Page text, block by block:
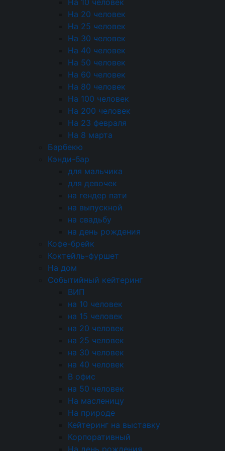
На 10 человек
На 20 человек
На 25 человек
На 30 человек
На 40 человек
На 50 человек
На 60 человек
На 80 человек
На 100 человек
На 200 человек
На 23 февраля
На 8 марта
Барбекю
Кэнди-бар
для мальчика
для девочек
на гендер пати
на выпускной
на свадьбу
на день рождения
Кофе-брейк
Коктейль-фуршет
На дом
Событийный кейтеринг
ВИП
на 10 человек
на 15 человек
на 20 человек
на 25 человек
на 30 человек
на 40 человек
В офис
на 50 человек
На масленицу
На природе
Кейтеринг на выставку
Корпоративный
На день рождения
Оливки, маслины, квашеная капуста,
корнишоны, помидоры Черри
Энергетическая ценность
картой или наличными
За покупки начисляем бонусы
по Москве и области
Самовывоз — бесплатно
+7 (495) 226-61-49
Москва, ул. Прянишникова 19а с1
event@cateringincity.ru
Создание сайта —Андрей Богданов
© 2005-2026 «InCity Catering»
Карта сайта
Настройки cookie
ОБРАТНЫЙ ЗВОНОК
ИП Емельянов Даниил Дмитриевич ИНН
482622253228 ОГРНИП 325470400102510 Адрес
фактической деятельности: Москва,
ул. Прянишникова, 19А, стр. 1